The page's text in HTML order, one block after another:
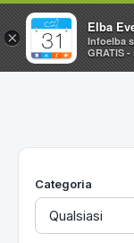
Home
Utilità
Categoria
×
Elba
Infoelba
GRATIS